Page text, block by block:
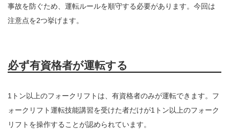
事故を防ぐため、運転ルールを順守する必要があります。今回は
注意点を2つ挙げます。
必ず有資格者が運転する
1トン以上のフォークリフトは、有資格者のみが運転できます。フ
ォークリフト運転技能講習を受けた者だけが1トン以上のフォーク
リフトを操作することが認められています。